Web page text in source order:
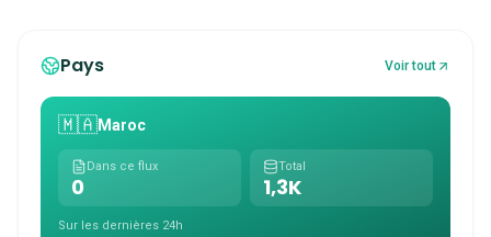
Pays Voir tout
🇲🇦Maroc
Dans ce flux
0
Total
1,3K
Sur les dernières 24h